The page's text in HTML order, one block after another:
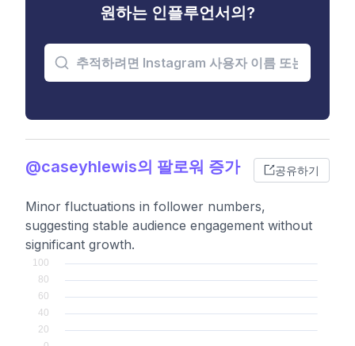
원하는 인플루언서의?
@caseyhlewis의 팔로워 증가 공유하기
Minor fluctuations in follower numbers,
suggesting stable audience engagement without
significant growth.